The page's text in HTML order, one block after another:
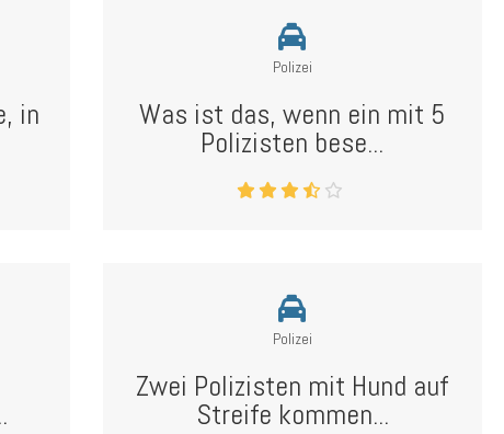
in
Polizei
Was ist das, wenn ein mit 5
Polizisten bese...
Polizei
Zwei Polizisten mit Hund auf
Streife kommen...